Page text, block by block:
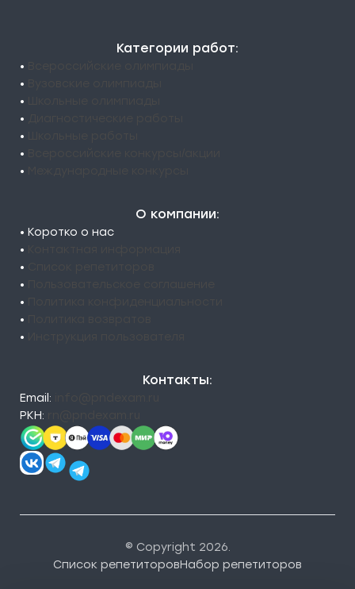
Категории работ:
•
•
•
•
•
•
•
О компании:
• Коротко о нас
•
•
•
•
•
•
Контакты:
Email:
РКН:
© Copyright 2026.
Список репетиторовНабор репетиторов